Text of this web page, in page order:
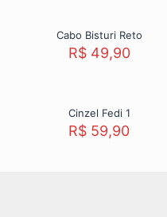
Cabo Bisturi Reto
R$49,90
Cinzel Fedi 1
R$ 59,90